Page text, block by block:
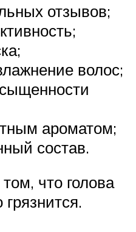
отзывов;
волос;
ароматом;
состав.
что голова